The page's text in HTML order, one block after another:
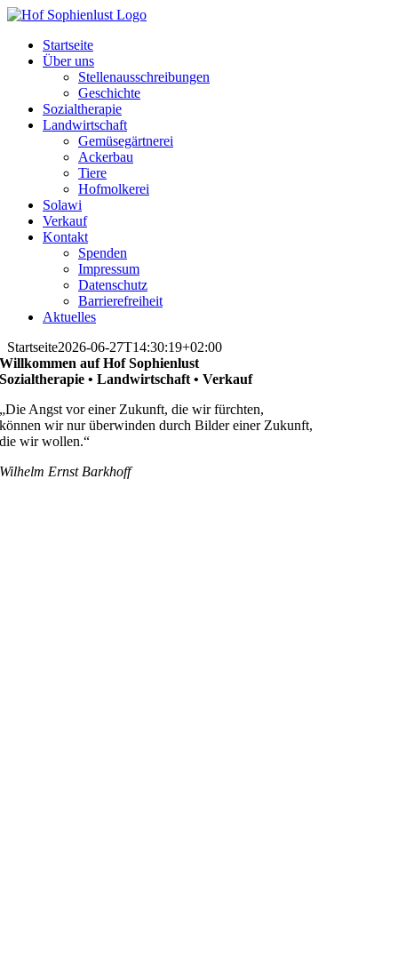
Skip
contentStartseite
Über uns
Stellenausschreibungen
Geschichte
Sozialtherapie
Landwirtschaft
Gemüsegärtnerei
Ackerbau
Tiere
Hofmolkerei
Solawi
Verkauf
Kontakt
Spenden
Impressum
Datenschutz
Barrierefreiheit
Aktuelles
Startseite2026-06-27T14:30:19+02:00
Willkommen auf Hof Sophienlust
Sozialtherapie • Landwirtschaft • Verkauf
„Die Angst vor einer Zukunft, die wir fürchten,
können wir nur überwinden durch Bilder einer Zukunft,
die wir wollen.“
Wilhelm Ernst Barkhoff